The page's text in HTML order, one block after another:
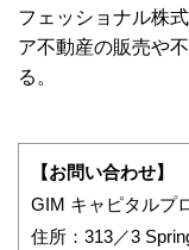
フェッショナル株
ア不動産の販売や
る。
【お問い合わせ】
GIM キャピタルプ
住所：313／3